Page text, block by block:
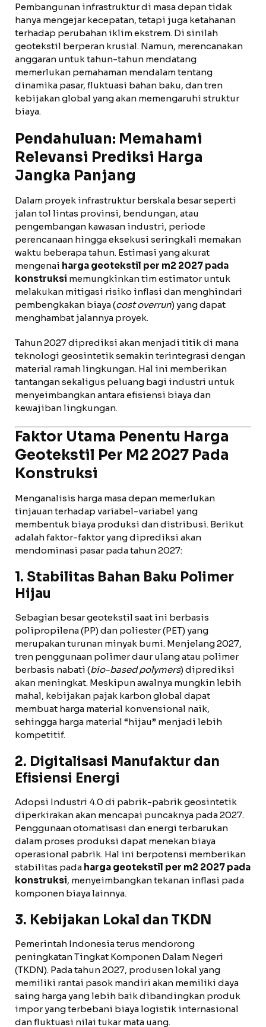
Pembangunan infrastruktur di masa depan tidak
hanya mengejar kecepatan, tetapi juga ketahanan
terhadap perubahan iklim ekstrem. Di sinilah
geotekstil berperan krusial. Namun, merencanakan
anggaran untuk tahun-tahun mendatang
memerlukan pemahaman mendalam tentang
dinamika pasar, fluktuasi bahan baku, dan tren
kebijakan global yang akan memengaruhi struktur
biaya.
Pendahuluan: Memahami
Relevansi Prediksi Harga
Jangka Panjang
Dalam proyek infrastruktur berskala besar seperti
jalan tol lintas provinsi, bendungan, atau
pengembangan kawasan industri, periode
perencanaan hingga eksekusi seringkali memakan
waktu beberapa tahun. Estimasi yang akurat
mengenai harga geotekstil per m2 2027 pada
konstruksi memungkinkan tim estimator untuk
melakukan mitigasi risiko inflasi dan menghindari
pembengkakan biaya (cost overrun) yang dapat
menghambat jalannya proyek.
Tahun 2027 diprediksi akan menjadi titik di mana
teknologi geosintetik semakin terintegrasi dengan
material ramah lingkungan. Hal ini memberikan
tantangan sekaligus peluang bagi industri untuk
menyeimbangkan antara efisiensi biaya dan
kewajiban lingkungan.
Faktor Utama Penentu Harga
Geotekstil Per M2 2027 Pada
Konstruksi
Menganalisis harga masa depan memerlukan
tinjauan terhadap variabel-variabel yang
membentuk biaya produksi dan distribusi. Berikut
adalah faktor-faktor yang diprediksi akan
mendominasi pasar pada tahun 2027:
1. Stabilitas Bahan Baku Polimer
Hijau
Sebagian besar geotekstil saat ini berbasis
polipropilena (PP) dan poliester (PET) yang
merupakan turunan minyak bumi. Menjelang 2027,
tren penggunaan polimer daur ulang atau polimer
berbasis nabati (bio-based polymers) diprediksi
akan meningkat. Meskipun awalnya mungkin lebih
mahal, kebijakan pajak karbon global dapat
membuat harga material konvensional naik,
sehingga harga material “hijau” menjadi lebih
kompetitif.
2. Digitalisasi Manufaktur dan
Efisiensi Energi
Adopsi Industri 4.0 di pabrik-pabrik geosintetik
diperkirakan akan mencapai puncaknya pada 2027.
Penggunaan otomatisasi dan energi terbarukan
dalam proses produksi dapat menekan biaya
operasional pabrik. Hal ini berpotensi memberikan
stabilitas pada harga geotekstil per m2 2027 pada
konstruksi, menyeimbangkan tekanan inflasi pada
komponen biaya lainnya.
3. Kebijakan Lokal dan TKDN
Pemerintah Indonesia terus mendorong
peningkatan Tingkat Komponen Dalam Negeri
(TKDN). Pada tahun 2027, produsen lokal yang
memiliki rantai pasok mandiri akan memiliki daya
saing harga yang lebih baik dibandingkan produk
impor yang terbebani biaya logistik internasional
dan fluktuasi nilai tukar mata uang.